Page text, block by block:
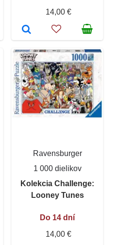
14,00 €
Ravensburger
1 000 dielikov
Kolekcia Challenge:
Looney Tunes
Do 14 dní
14,00 €